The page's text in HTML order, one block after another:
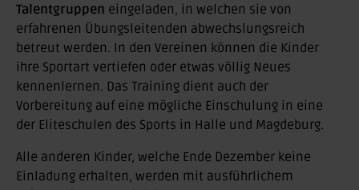
Talentgruppen eingeladen, in welchen sie von
erfahrenen Übungsleitenden abwechslungsreich
betreut werden. In den Vereinen können die Kinder
ihre Sportart vertiefen oder etwas völlig Neues
kennenlernen. Das Training dient auch der
Vorbereitung auf eine mögliche Einschulung in eine
der Eliteschulen des Sports in Halle und Magdeburg.
Alle anderen Kinder, welche Ende Dezember keine
Einladung erhalten, werden mit ausführlichem